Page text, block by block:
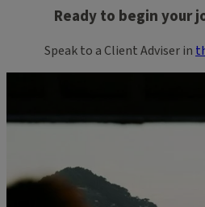
Ready to begin your
Speak to a Client Adviser in